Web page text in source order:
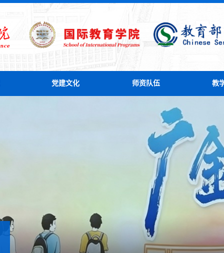
党建文化 师资队伍 教